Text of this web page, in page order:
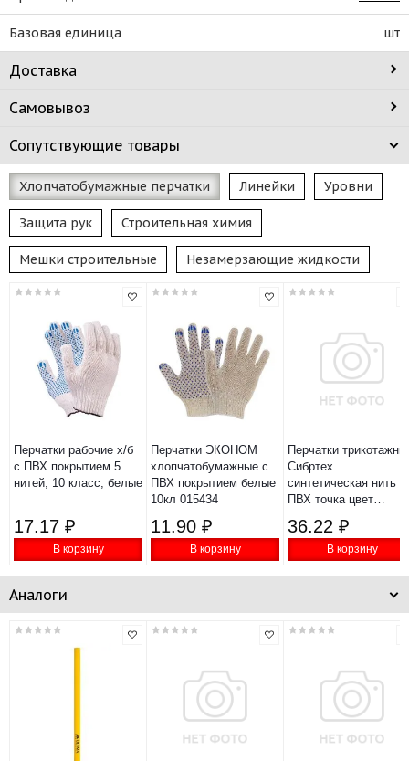
Базовая единица шт
Доставка
Самовывоз
Сопутствующие товары
Хлопчатобумажные перчатки Линейки Уровни
Защита рук Строительная химия
Мешки строительные Незамерзающие жидкости
Перчатки рабочие х/б
с ПВХ покрытием 5
нитей, 10 класс, белые
17.17 ₽
В корзину
Перчатки ЭКОНОМ
хлопчатобумажные с
ПВХ покрытием белые
10кл 015434
11.90 ₽
В корзину
Перчатки
Сибртех
синтетическая нить
ПВХ точка цвет
67848
36.22 ₽
В корзину
Аналоги